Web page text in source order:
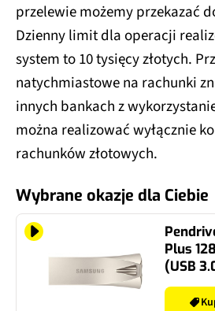
przelewie możemy przekazać
Dzienny limit dla operacji
system to 10 tysięcy złotych.
natychmiastowe na rachunki
innych bankach z
można realizować wyłącznie
rachunków złotowych.
Wybrane okazje dla Ciebie
Plus
(USB
Mb/s